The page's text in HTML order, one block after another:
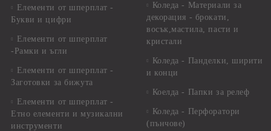
Елементи от шперплат -
Букви и цифри
Елементи от шперплат
-Рамки и ъгли
Елементи от шперплат -
Заготовки за бижута
Елементи от шперплат -
Етно елементи и музикални
инструменти
Коледа - Материали за
декорация - брокати,
восък,мастила, пасти и
кристали
Коледа - Панделки, ширити
и конци
Коелда - Папки за релеф
Коледа - Перфоратори
(пънчове)